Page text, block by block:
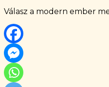
Válasz a modern ember